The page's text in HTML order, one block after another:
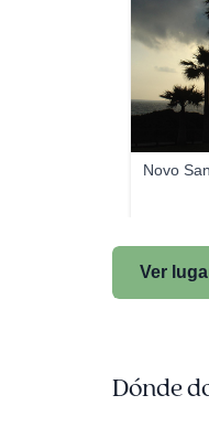
Novo
Ver
Dónde